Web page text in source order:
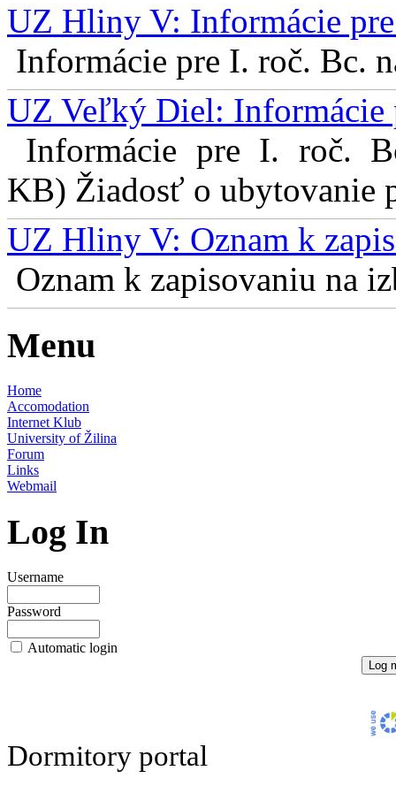
UZ Hliny V: Informácie
Informácie pre I. roč. Bc.
UZ Veľký Diel: Informácie
Informácie pre I. roč.
KB) Žiadosť o ubytovanie
UZ Hliny V: Oznam k
Oznam k zapisovaniu na
Menu
Home
Accomodation
Internet Klub
University of Žilina
Forum
Links
Webmail
Log In
Username
Password
Automatic login
Dormitory portal